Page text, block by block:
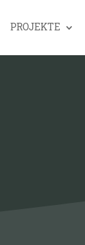
PROJEKTE